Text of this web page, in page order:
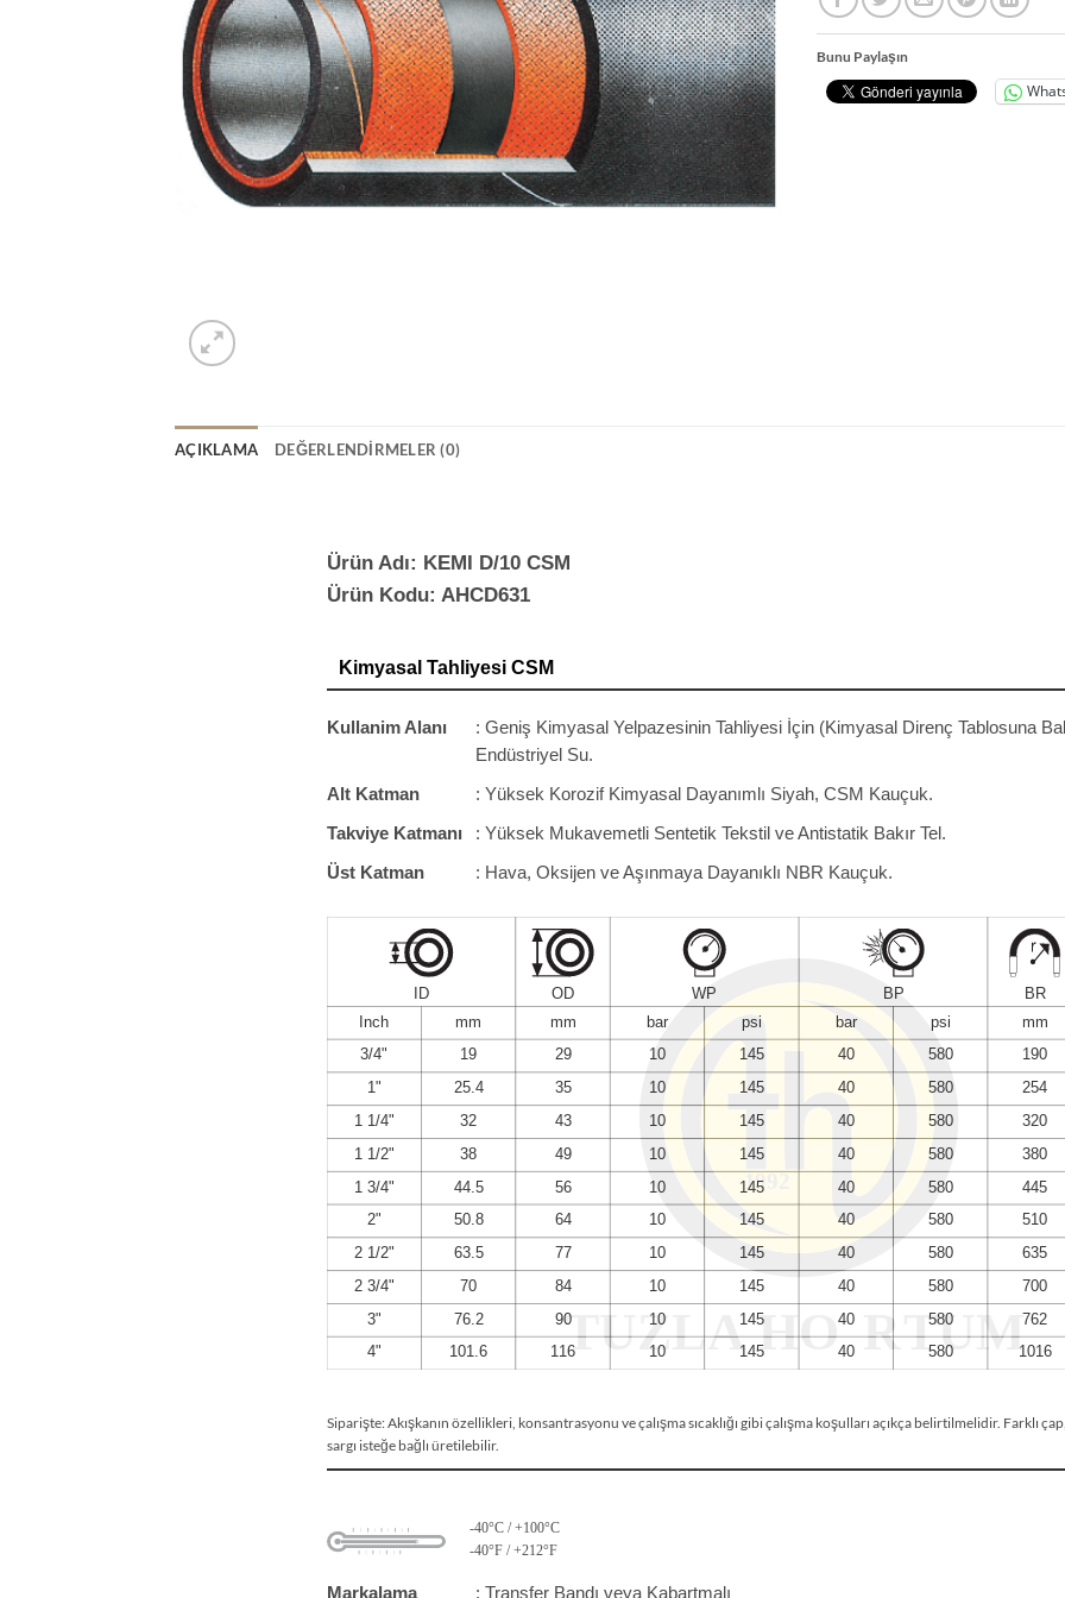
Bunu Paylaşın
AÇIKLAMA DEĞERLENDIRMELER (0)
Ürün Adı: KEMI D/10 CSM
Ürün Kodu: AHCD631
Kimyasal Tahliyesi CSM
Kullanim Alanı
: Geniş Kimyasal Yelpazesinin Tahliyesi İçin (Kimyasal Direnç Tablosuna
Endüstriyel Su.
Alt Katman : Yüksek Korozif Kimyasal Dayanımlı Siyah, CSM Kauçuk.
Takviye Katmanı : Yüksek Mukavemetli Sentetik Tekstil ve Antistatik Bakır Tel.
Üst Katman : Hava, Oksijen ve Aşınmaya Dayanıklı NBR Kauçuk.
Siparişte: Akışkanın özellikleri, konsantrasyonu ve çalışma sıcaklığı gibi çalışma koşulları açıkça belirtilmelidir. Farklı
sargı isteğe bağlı üretilebilir.
-40°C / +100°C
-40°F / +212°F
Markalama : Transfer Bandı veya Kabartmalı